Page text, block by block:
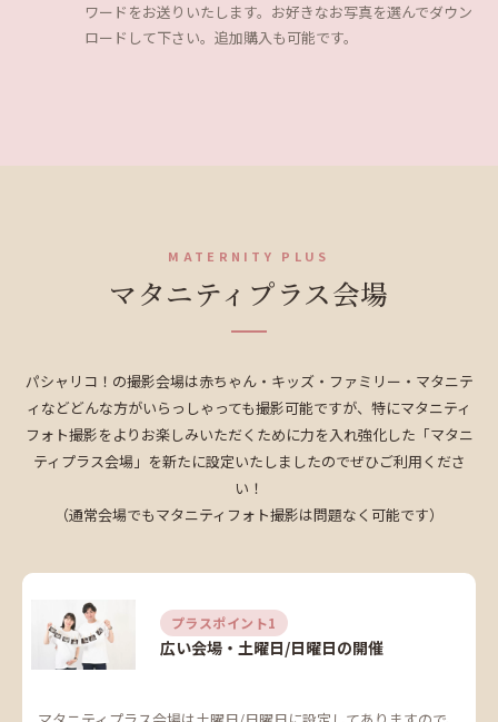
ワードをお送りいたします。お好きなお写真を選んでダウン
ロード して下さい。追加購入も可能です。
MATERNITY PLUS
マタニティプラス会場
パシャリコ！の撮影会場は赤ちゃん・キッズ・ファミリー・マタニテ
ィなどどんな方がいらっしゃっても撮影可能ですが、特にマタニティ
フォト撮影をよりお楽しみいただくために力を入れ強化した「マタニ
ティプラス会場」を新たに設定いたしましたのでぜひご利用くださ
い！
（通常会場でもマタニティフォト撮影は問題なく可能です）
プラスポイント1
広い会場・土曜日/日曜日の開催